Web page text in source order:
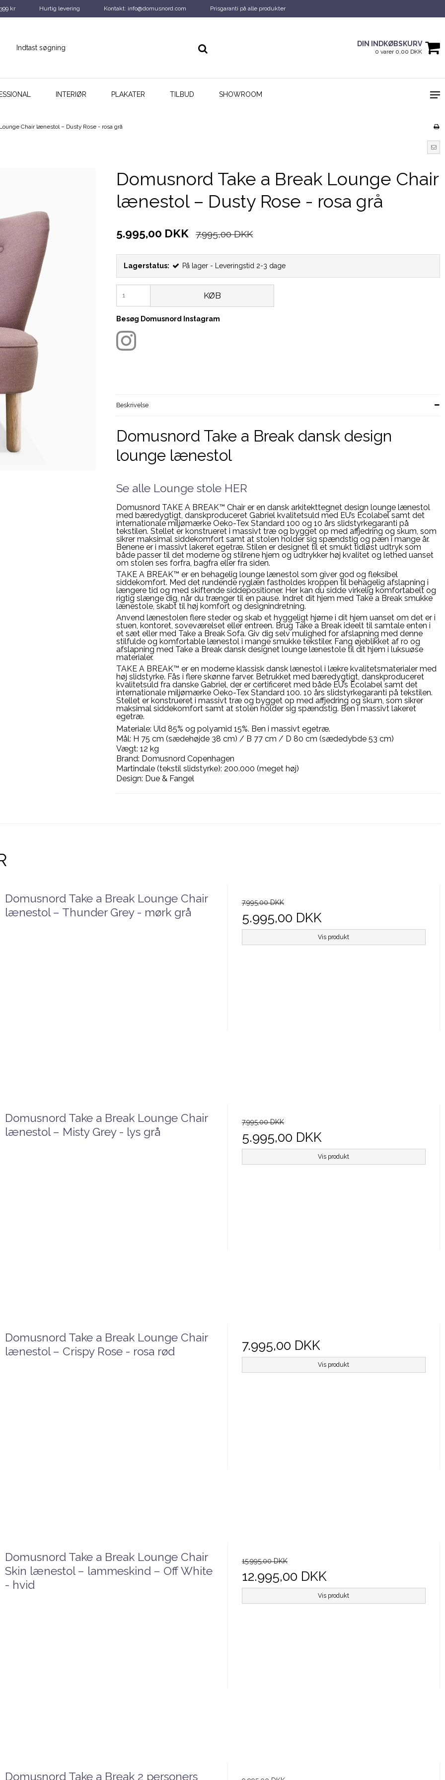
kr Hurtig levering Kontakt: info@domusnord.com Prisgaranti på alle produkter
DIN INDKØBSKURV
0 varer 0,00 DKK
INTERIØR PLAKATER TILBUD SHOWROOM
Chair lænestol – Dusty Rose - rosa grå
Domusnord Take a Break Lounge Chair
lænestol – Dusty Rose - rosa grå
5.995,00 DKK 7.995,00 DKK
Lagerstatus: På lager - Leveringstid 2-3 dage
KØB
Besøg Domusnord Instagram
Beskrivelse
Domusnord Take a Break dansk design
lounge lænestol
Se alle Lounge stole HER
Domusnord TAKE A BREAK™ Chair er en dansk arkitekttegnet design lounge lænestol
med bæredygtigt, danskproduceret Gabriel kvalitetsuld med EU’s Ecolabel samt det
internationale miljømærke Oeko-Tex Standard 100 og 10 års slidstyrkegaranti på
tekstilen. Stellet er konstrueret i massivt træ og bygget op med affjedring og skum, som
sikrer maksimal siddekomfort samt at stolen holder sig spændstig og pæn i mange år.
Benene er i massivt lakeret egetræ. Stilen er designet til et smukt tidløst udtryk som
både passer til det moderne og stilrene hjem og udtrykker høj kvalitet og lethed uanset
om stolen ses forfra, bagfra eller fra siden.
TAKE A BREAK™ er en behagelig lounge lænestol som giver god og fleksibel
siddekomfort. Med det rundende ryglæn fastholdes kroppen til behagelig afslapning i
længere tid og med skiftende siddepositioner. Her kan du sidde virkelig komfortabelt og
rigtig slænge dig, når du trænger til en pause. Indret dit hjem med Take a Break smukke
lænestole, skabt til høj komfort og designindretning.
Anvend lænestolen flere steder og skab et hyggeligt hjørne i dit hjem uanset om det er i
stuen, kontoret, soveværelset eller entreen. Brug Take a Break ideelt til samtale enten i
et sæt eller med Take a Break Sofa. Giv dig selv mulighed for afslapning med denne
stilfulde og komfortable lænestol i mange smukke tekstiler. Fang øjeblikket af ro og
afslapning med Take a Break dansk designet lounge lænestole til dit hjem i luksuøse
materialer.
TAKE A BREAK™ er en moderne klassisk dansk lænestol i lækre kvalitetsmaterialer med
høj slidstyrke. Fås i flere skønne farver. Betrukket med bæredygtigt, danskproduceret
kvalitetsuld fra danske Gabriel, der er certificeret med både EU’s Ecolabel samt det
internationale miljømærke Oeko-Tex Standard 100. 10 års slidstyrkegaranti på tekstilen.
Stellet er konstrueret i massivt træ og bygget op med affjedring og skum, som sikrer
maksimal siddekomfort samt at stolen holder sig spændstig. Ben i massivt lakeret
egetræ.
Materiale: Uld 85% og polyamid 15%. Ben i massivt egetræ.
Mål: H 75 cm (sædehøjde 38 cm) / B 77 cm / D 80 cm (sædedybde 53 cm)
Vægt: 12 kg
Brand: Domusnord Copenhagen
Martindale (tekstil slidstyrke): 200.000 (meget høj)
Design: Due & Fangel
Domusnord Take a Break Lounge Chair
lænestol – Thunder Grey - mørk grå
7.995,00 DKK
5.995,00 DKK
Vis produkt
Domusnord Take a Break Lounge Chair
lænestol – Misty Grey - lys grå
7.995,00 DKK
5.995,00 DKK
Vis produkt
Domusnord Take a Break Lounge Chair
lænestol – Crispy Rose - rosa rød
7.995,00 DKK
Vis produkt
Domusnord Take a Break Lounge Chair
Skin lænestol – lammeskind – Off White
- hvid
15.995,00 DKK
12.995,00 DKK
Vis produkt
Domusnord Take a Break 2 personers